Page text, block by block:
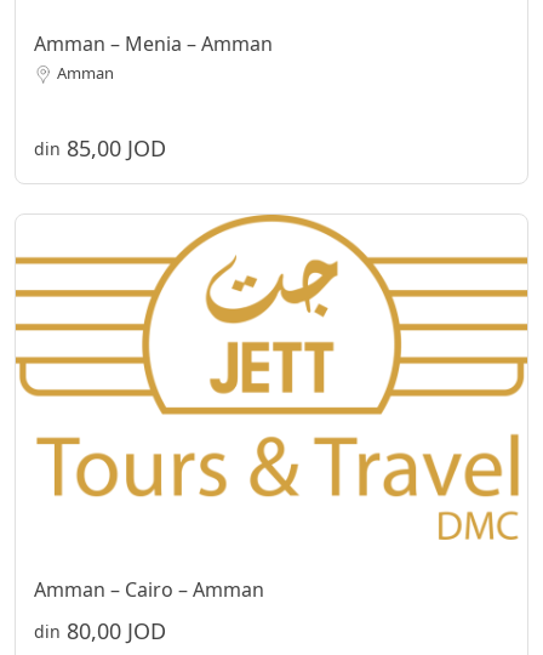
Amman – Menia – Amman
Amman
din 85,00 JOD
Amman – Cairo – Amman
din 80,00 JOD